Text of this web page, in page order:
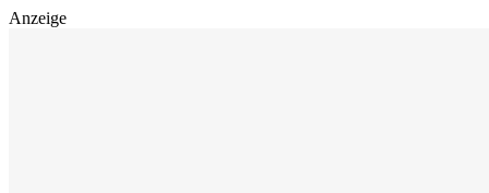
Anzeige